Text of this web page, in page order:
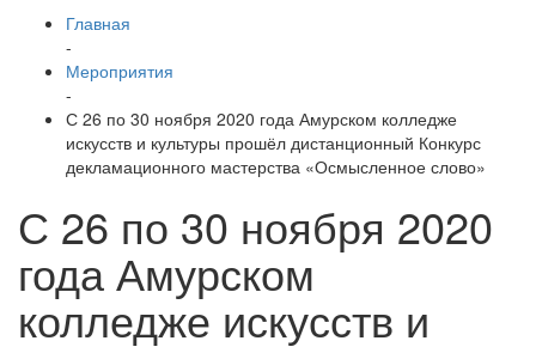
Главная
-
Мероприятия
-
С 26 по 30 ноября 2020 года Амурском колледже
искусств и культуры прошёл дистанционный Конкурс
декламационного мастерства «Осмысленное слово»
С 26 по 30 ноября 2020
года Амурском
колледже искусств и